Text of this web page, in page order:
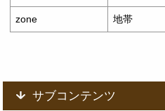
zone 地帯
サブコンテンツ